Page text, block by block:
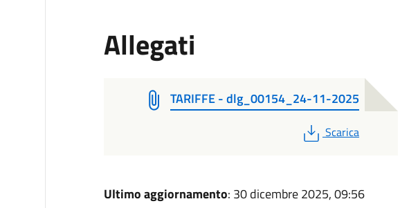
Allegati
TARIFFE - dlg_00154_24-11-2025
PDF
Scarica
Ultimo aggiornamento: 30 dicembre 2025, 09:56